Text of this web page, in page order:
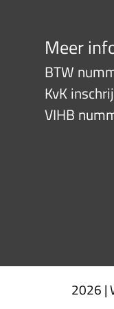
Meer
BTW
KvK
VIHB
2026 |